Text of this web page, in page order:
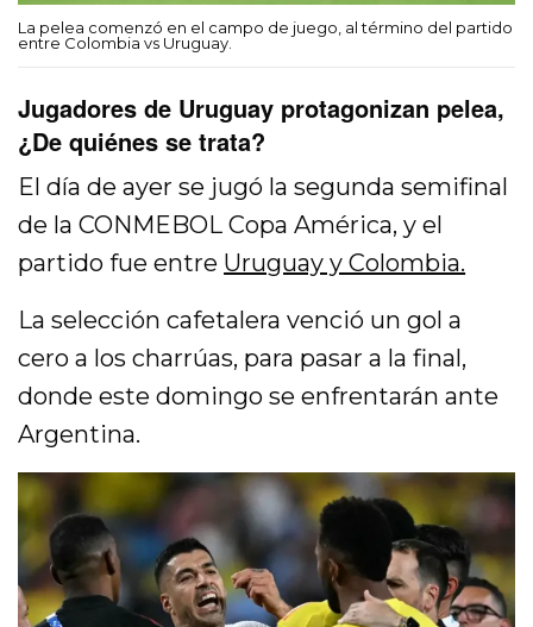
La pelea comenzó en el campo de juego, al término del partido
entre Colombia vs Uruguay.
Jugadores de Uruguay protagonizan pelea,
¿De quiénes se trata?
El día de ayer se jugó la segunda semifinal
de la CONMEBOL Copa América, y el
partido fue entre Uruguay y Colombia.
La selección cafetalera venció un gol a
cero a los charrúas, para pasar a la final,
donde este domingo se enfrentarán ante
Argentina.